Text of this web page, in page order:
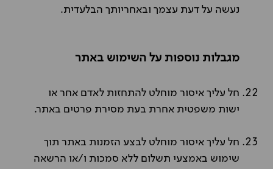
נעשה על דעת עצמך ובאחריותך הבלעדית.
מגבלות נוספות על השימוש באתר
חל עליך איסור מוחלט להתחזות לאדם אחר או
ישות משפטית אחרת בעת מסירת פרטים באתר.
חל עליך איסור מוחלט לבצע הזמנות באתר תוך
שימוש באמצעי תשלום ללא סמכות ו/או הרשאה